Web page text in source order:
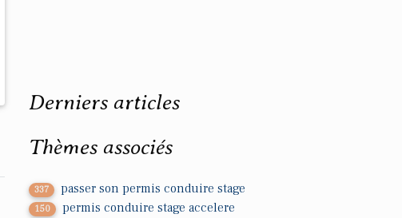
Derniers articles
Thèmes associés
337 passer son permis conduire stage
150 permis conduire stage accelere